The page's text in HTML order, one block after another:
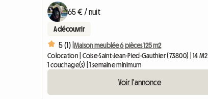
65 € / nuit
A découvrir
5 (1) |Maison meublée 6 pièces 125 m2
Colocation | Coise-Saint-Jean-Pied-Gauthier (73800) | 14 M2
1 couchage(s) | 1 semaine minimum
Voir l'annonce